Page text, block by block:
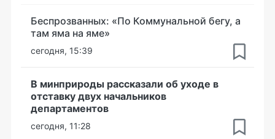
Беспрозванных: «По Коммунальной бегу, а
там яма на яме»
сегодня, 15:39
В минприроды рассказали об уходе в
отставку двух начальников
департаментов
сегодня, 11:28